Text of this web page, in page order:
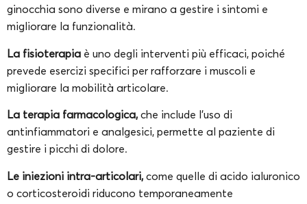
ginocchia sono diverse e mirano a gestire i sintomi e
migliorare la funzionalità.
La fisioterapia è uno degli interventi più efficaci, poiché
prevede esercizi specifici per rafforzare i muscoli e
migliorare la mobilità articolare.
La terapia farmacologica, che include l’uso di
antinfiammatori e analgesici, permette al paziente di
gestire i picchi di dolore.
Le iniezioni intra-articolari, come quelle di acido ialuronico
o corticosteroidi riducono temporaneamente